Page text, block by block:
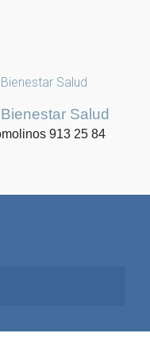
Salud
913 25 84